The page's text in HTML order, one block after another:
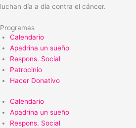
luchan día a día contra el cáncer.
Programas
Calendario
Apadrina un sueño
Respons. Social
Patrocinio
Hacer Donativo
Calendario
Apadrina un sueño
Respons. Social